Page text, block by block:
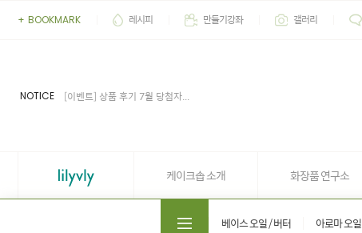
+ BOOKMARK 레시피 만들기강좌 갤러리
NOTICE
[이벤트] 상품 후기 7월 당첨자...
케이크솝 소개 화장품 연구소
베이스 오일 / 버터 아로마 오일